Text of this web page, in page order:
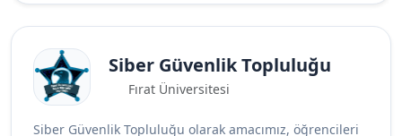
Siber Güvenlik Topluluğu
Fırat Üniversitesi
Siber Güvenlik Topluluğu olarak amacımız, öğrencileri